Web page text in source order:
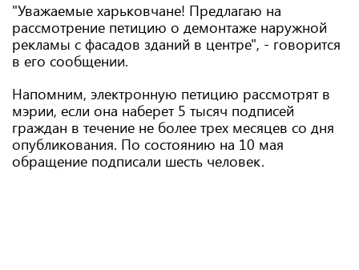
"Уважаемые харьковчане! Предлагаю на
рассмотрение петицию о демонтаже наружной
рекламы с фасадов зданий в центре", - говорится
в его сообщении.
Напомним, электронную петицию рассмотрят в
мэрии, если она наберет 5 тысяч подписей
граждан в течение не более трех месяцев со дня
опубликования. По состоянию на 10 мая
обращение подписали шесть человек.